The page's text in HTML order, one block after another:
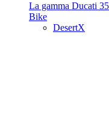
La gamma Ducati
Bike
DesertX